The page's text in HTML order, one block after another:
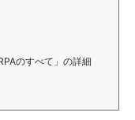
のすべて」の詳細